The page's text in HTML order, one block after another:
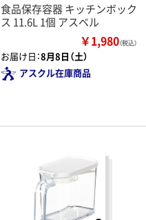
食品保存容器 キッチンボック
ス 11.6L 1個 アスベル
￥1,980（税込）
お届け日：8月8日（土）
アスクル在庫商品